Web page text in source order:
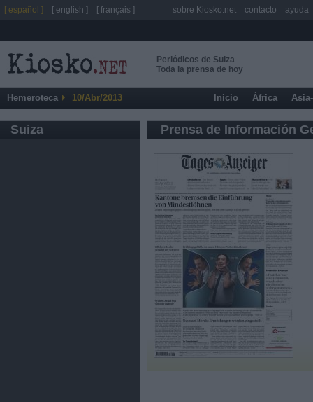
Periódicos de Suiza
Toda la prensa de hoy
Hemeroteca 10/Abr/2013 Inicio África
Suiza Prensa de Información
[ español ] [ english ] [ français ] sobre Kiosko.net contacto ayuda